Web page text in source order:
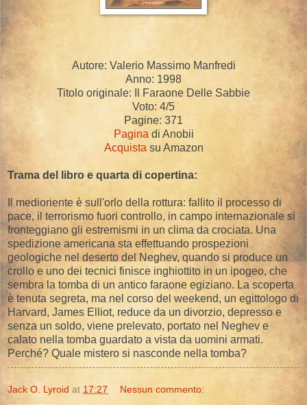
Autore: Valerio Massimo Manfredi
Anno: 1998
Titolo originale: Il Faraone Delle Sabbie
Voto: 4/5
Pagine: 371
Pagina di Anobii
Acquista su Amazon
Trama del libro e quarta di copertina:
Il medioriente è sull'orlo della rottura: fallito il processo di
pace, il terrorismo fuori controllo, in campo internazionale si
fronteggiano gli estremismi in un clima da crociata. Una
spedizione americana sta effettuando prospezioni
geologiche nel deserto del Neghev, quando si produce un
crollo e uno dei tecnici finisce inghiottito in un ipogeo, che
sembra la tomba di un antico faraone egiziano. La scoperta
è tenuta segreta, ma nel corso del weekend, un egittologo di
Harvard, James Elliot, reduce da un divorzio, depresso e
senza un soldo, viene prelevato, portato nel Neghev e
calato nella tomba guardato a vista da uomini armati.
Perché? Quale mistero si nasconde nella tomba?
Jack O. Lyroid at 17:27 Nessun commento: